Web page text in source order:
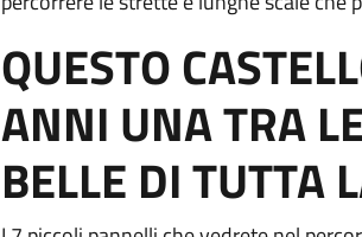
QUESTO
ANNI UNA TRA
BELLE DI TUTTA